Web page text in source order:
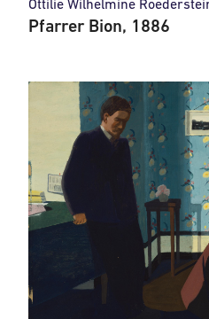
Ottilie Wilhelmine
Pfarrer Bion, 1886